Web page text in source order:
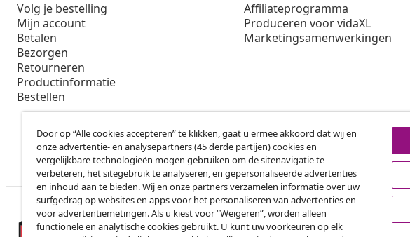
Volg je bestelling
Mijn account
Betalen
Bezorgen
Retourneren
Productinformatie
Bestellen
Affiliateprogramma
Produceren voor vidaXL
Marketingsamenwerkingen
Door op “Alle cookies accepteren” te klikken, gaat u ermee akkoord dat wij en
onze advertentie- en analysepartners (45 derde partijen) cookies en
vergelijkbare technologieën mogen gebruiken om de sitenavigatie te
verbeteren, het sitegebruik te analyseren, en gepersonaliseerde advertenties
en inhoud aan te bieden. Wij en onze partners verzamelen informatie over uw
surfgedrag op websites en apps voor het personaliseren van advertenties en
voor advertentiemetingen. Als u kiest voor “Weigeren”, worden alleen
functionele en analytische cookies gebruikt. U kunt uw voorkeuren op elk